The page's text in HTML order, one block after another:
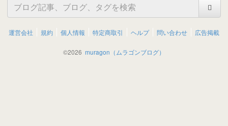
運営会社 規約 個人情報 特定商取引 ヘルプ 問い合わせ 広告掲載
©2026 muragon（ムラゴンブログ）